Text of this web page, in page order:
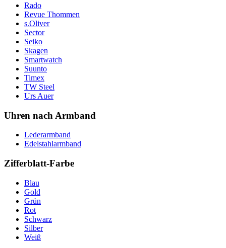
Rado
Revue Thommen
s.Oliver
Sector
Seiko
Skagen
Smartwatch
Suunto
Timex
TW Steel
Urs Auer
Uhren nach Armband
Lederarmband
Edelstahlarmband
Zifferblatt-Farbe
Blau
Gold
Grün
Rot
Schwarz
Silber
Weiß